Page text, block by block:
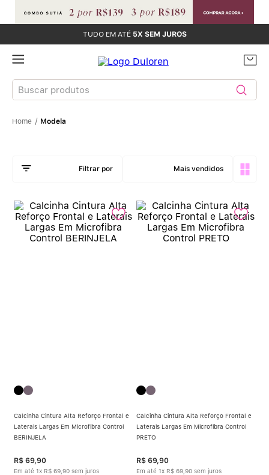
TUDO EM ATÉ 5X SEM JUROS
Buscar produtos
Modela
Mais vendidos
Calcinha Cintura Alta Reforço Frontal e
Laterais Largas Em Microfibra Control
BERINJELA
R$ 69,90
Em até 1x R$ 69 90 sem juros
Calcinha Cintura Alta Reforço Frontal e
Laterais Largas Em Microfibra Control
PRETO
R$ 69,90
Em até 1x R$ 69 90 sem juros
TERMOS MAIS BUSCADOS
3º Sutiã Bojo
4 º Conjunto
10º Modal